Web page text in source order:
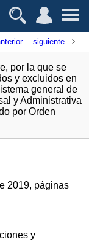
siguiente
por la que se
y excluidos en
general de
y Administrativa
por Orden
2019, páginas
y